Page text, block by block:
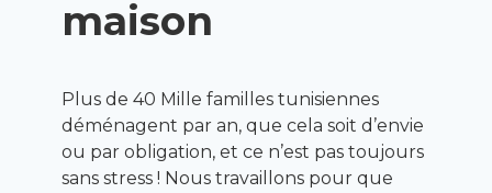
maison
Plus de 40 Mille familles tunisiennes
déménagent par an, que cela soit d’envie
ou par obligation, et ce n’est pas toujours
sans stress ! Nous travaillons pour que